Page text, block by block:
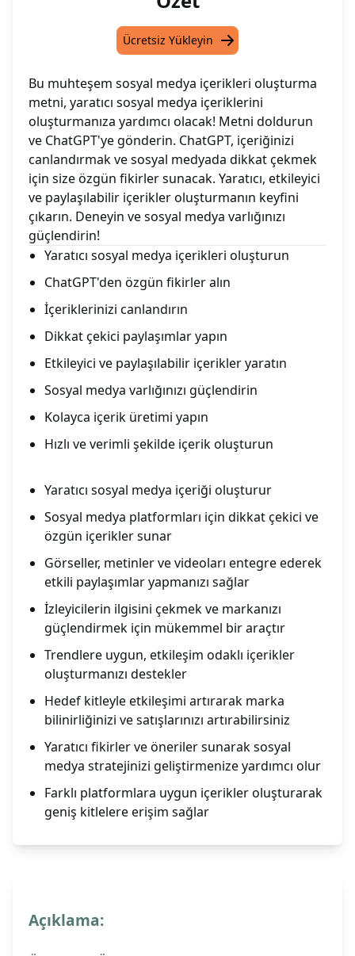
Ücretsiz Yükleyin
Bu muhteşem sosyal medya içerikleri oluşturma
metni, yaratıcı sosyal medya içeriklerini
oluşturmanıza yardımcı olacak! Metni doldurun
ve ChatGPT'ye gönderin. ChatGPT, içeriğinizi
canlandırmak ve sosyal medyada dikkat çekmek
için size özgün fikirler sunacak. Yaratıcı, etkileyici
ve paylaşılabilir içerikler oluşturmanın keyfini
çıkarın. Deneyin ve sosyal medya varlığınızı
güçlendirin!
Yaratıcı sosyal medya içerikleri oluşturun
ChatGPT'den özgün fikirler alın
İçeriklerinizi canlandırın
Dikkat çekici paylaşımlar yapın
Etkileyici ve paylaşılabilir içerikler yaratın
Sosyal medya varlığınızı güçlendirin
Kolayca içerik üretimi yapın
Hızlı ve verimli şekilde içerik oluşturun
Yaratıcı sosyal medya içeriği oluşturur
Sosyal medya platformları için dikkat çekici ve
özgün içerikler sunar
Görseller, metinler ve videoları entegre ederek
etkili paylaşımlar yapmanızı sağlar
İzleyicilerin ilgisini çekmek ve markanızı
güçlendirmek için mükemmel bir araçtır
Trendlere uygun, etkileşim odaklı içerikler
oluşturmanızı destekler
Hedef kitleyle etkileşimi artırarak marka
bilinirliğinizi ve satışlarınızı artırabilirsiniz
Yaratıcı fikirler ve öneriler sunarak sosyal
medya stratejinizi geliştirmenize yardımcı olur
Farklı platformlara uygun içerikler oluşturarak
geniş kitlelere erişim sağlar
Açıklama: